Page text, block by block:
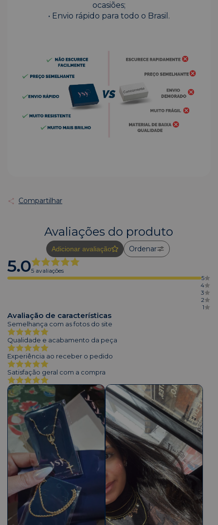
ocasiões;
• Envio rápido para todo o Brasil.
Compartilhar
Avaliações do produto
Adicionar avaliação Ordenar
5.05 avaliações
5
4
3
2
1
Avaliação de características
Semelhança com as fotos do site
Qualidade e acabamento da peça
Experiência ao receber o pedido
Satisfação geral com a compra